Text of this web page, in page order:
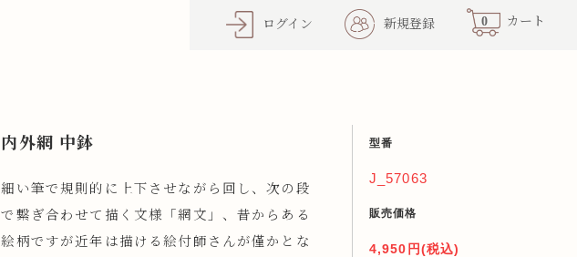
ログイン 新規登録 0 カート
内外網 中鉢
細い筆で規則的に上下させながら回し、次の段
で繋ぎ合わせて描く文様「網文」、昔からある
絵柄ですが近年は描ける絵付師さんが僅かとな
型番
J_57063
販売価格
4,950円(税込)